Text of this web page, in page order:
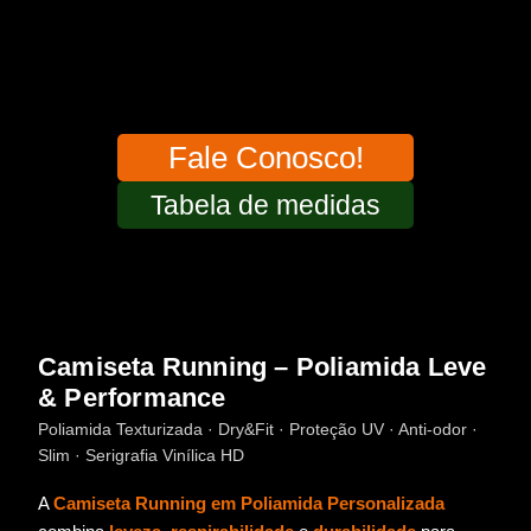
Fale Conosco!
Tabela de medidas
Camiseta Running – Poliamida Leve
& Performance
Poliamida Texturizada · Dry&Fit · Proteção UV · Anti-odor ·
Slim · Serigrafia Vinílica HD
ACamiseta Running em Poliamida Personalizada